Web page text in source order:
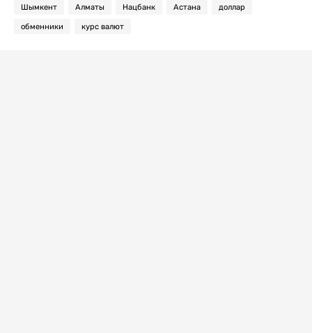
Шымкент Алматы Нацбанк Астана доллар
обменники курс валют